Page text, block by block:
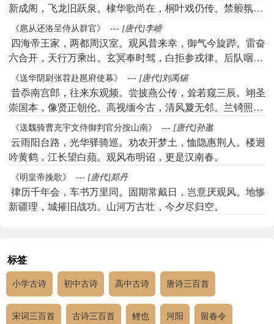
新成阁，飞龙旧跃泉。棣华歌尚在，桐叶戏仍传。禁籞氛埃
隔，平台景物连。圣慈良有裕，王道固无偏。问俗兆人阜，
观风五教宣。献图开益地，张乐奏钧天。侍酒衢樽满，询刍
谏鼓悬。永言形友爱，万国共周旋。
《扈从还洛呈侍从群官》 --- [唐代]李峤
四海帝王家，两都周汉室。观风昔来幸，御气今旋跸。雷奋
六合开，天行万乘出。玄冥奉时驾，白拒参戎律。后队咽笳
箫，前驱严罕罼。辉光射东井，禁令横西秩。帐殿别阳秋，
旌门临甲乙。将交洛城雨，稍远长安日。邙巩云外来，咸秦
雾中失。孟冬霜霰下，是月农功毕。天道向归馀，皇情美阴
登原采讴诵，俯谷求才术。邑罕悬磬贫，山无挂瓢逸。施恩
浃寰宇，展义该文质。德泽盛轩游，哀矜深禹恤。申歌地庐
骇，献寿衢尊溢。瑞色抱氤氲，寒光变萧飋。宗枝旦奭辅，
侍从王刘匹。并辑蛟龙书，同簪凤皇笔。陶甄荷吹万，颂叹
归明一。欢与道路长，顾随谈笑密。叨承廊庙选，谬齿夔龙
弼。喜构大厦成，惭非栋隆吉。
《送华阴尉张苕赴邕府使幕》 --- [唐代]刘禹锡
昔忝南宫郎，往来东观频。尝披燕公传，耸若窥三辰。翊圣
崇国本，像贤正朝伦。高视缅今古，清风夐无邻。兰锜照通
衢，一家十朱轮。酂国嗣侯绝，韦卿世业贫。夫子承大名，
少年振芳尘。青袍仙掌下，矫首凌烟旻。公冶本非罪，潘郎
一为民。风霜苦摇落，坚白无缁磷。一旦逢良时，天光烛幽
不言此行远，所乐相知新。雨起巫山阳，鸟鸣湘水滨。离筵
出苍莽，别曲多悲辛。今朝一杯酒，明日千里人。从此孤舟
去，悠悠天海春。
《送魏骑曹充宇文侍御判官分按山南》 --- [唐代]孙逖
云雨阳台路，光华驿骑巡。劝农开梦土，恤隐惠荆人。楼迥
吟黄鹤，江长望白蘋。观风布明诏，更是汉南春。
《明皇帝挽歌》 --- [唐代]郑丹
律历千年会，车书万里同。固期常戴日，岂意厌观风。地惨
新疆理，城摧旧战功。山河万古壮，今夕尽归空。
标签
小学古诗 初中古诗 高中古诗 唐诗三百首
宋词三百首 古诗三百首 鲤也 河阳 留春令